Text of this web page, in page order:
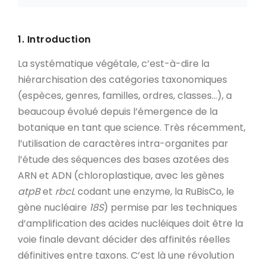
1. Introduction
La systématique végétale, c’est-à-dire la
hiérarchisation des catégories taxonomiques
(espèces, genres, familles, ordres, classes…), a
beaucoup évolué depuis l’émergence de la
botanique en tant que science. Très récemment,
l’utilisation de caractères intra-organites par
l’étude des séquences des bases azotées des
ARN et ADN (chloroplastique, avec les gènes
atpBet rbcLcodant une enzyme, la RuBisCo, le
gène nucléaire 18S) permise par les techniques
d’amplification des acides nucléiques doit être la
voie finale devant décider des affinités réelles
définitives entre taxons. C’est là une révolution